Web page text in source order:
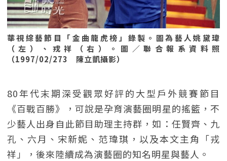
華視綜藝節目「金曲龍虎榜」錄製。圖為藝人姚黛瑋
（左）、戎祥（右）。圖／聯合報系資料照
（1997/02/273 陳立凱攝影）
80年代末期深受觀眾好評的大型戶外競賽節目
《百戰百勝》，可說是孕育演藝圈明星的搖籃，不
少藝人出身自此節目助理主持群，如：任賢齊、九
孔、六月、宋新妮、范瑋琪，以及本文主角「戎
祥」，後來陸續成為演藝圈的知名明星與藝人。